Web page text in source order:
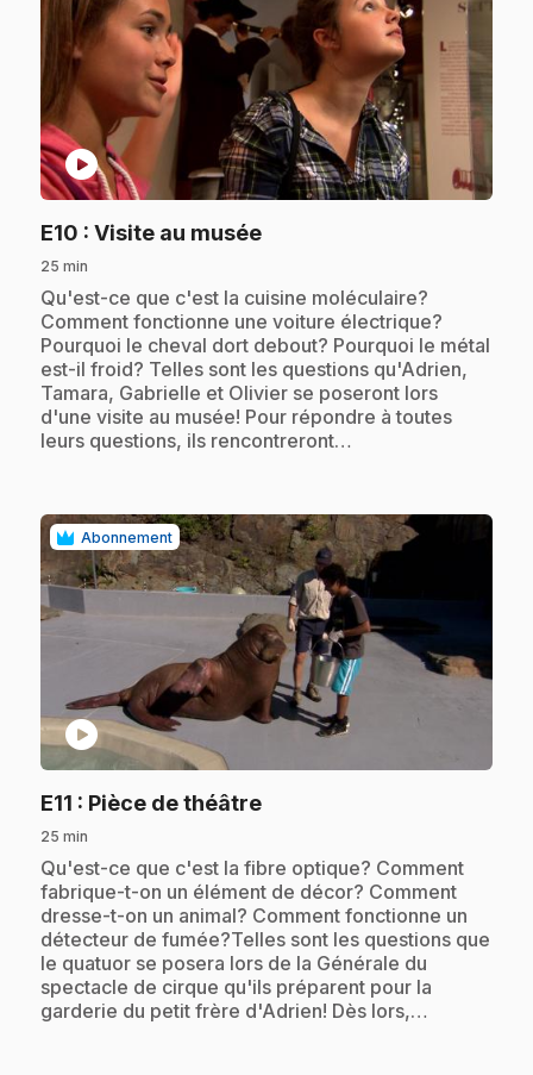
play_circle
E10 : Visite au musée.
25 min
.Qu'est-ce que c'est la cuisine moléculaire?
Comment fonctionne une voiture électrique?
Pourquoi le cheval dort debout? Pourquoi le métal
est-il froid? Telles sont les questions qu'Adrien,
Tamara, Gabrielle et Olivier se poseront lors
d'une visite au musée! Pour répondre à toutes
leurs questions, ils rencontreront…
Abonnement
play_circle
E11 : Pièce de théâtre.
25 min
.Qu'est-ce que c'est la fibre optique? Comment
fabrique-t-on un élément de décor? Comment
dresse-t-on un animal? Comment fonctionne un
détecteur de fumée?Telles sont les questions que
le quatuor se posera lors de la Générale du
spectacle de cirque qu'ils préparent pour la
garderie du petit frère d'Adrien! Dès lors,…